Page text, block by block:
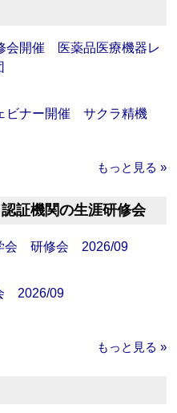
会開催 医薬品医療機器レ
ビナー開催 サクラ精機
もっと見る »
証機関の生涯研修会
会 研修会 2026/09
2026/09
もっと見る »